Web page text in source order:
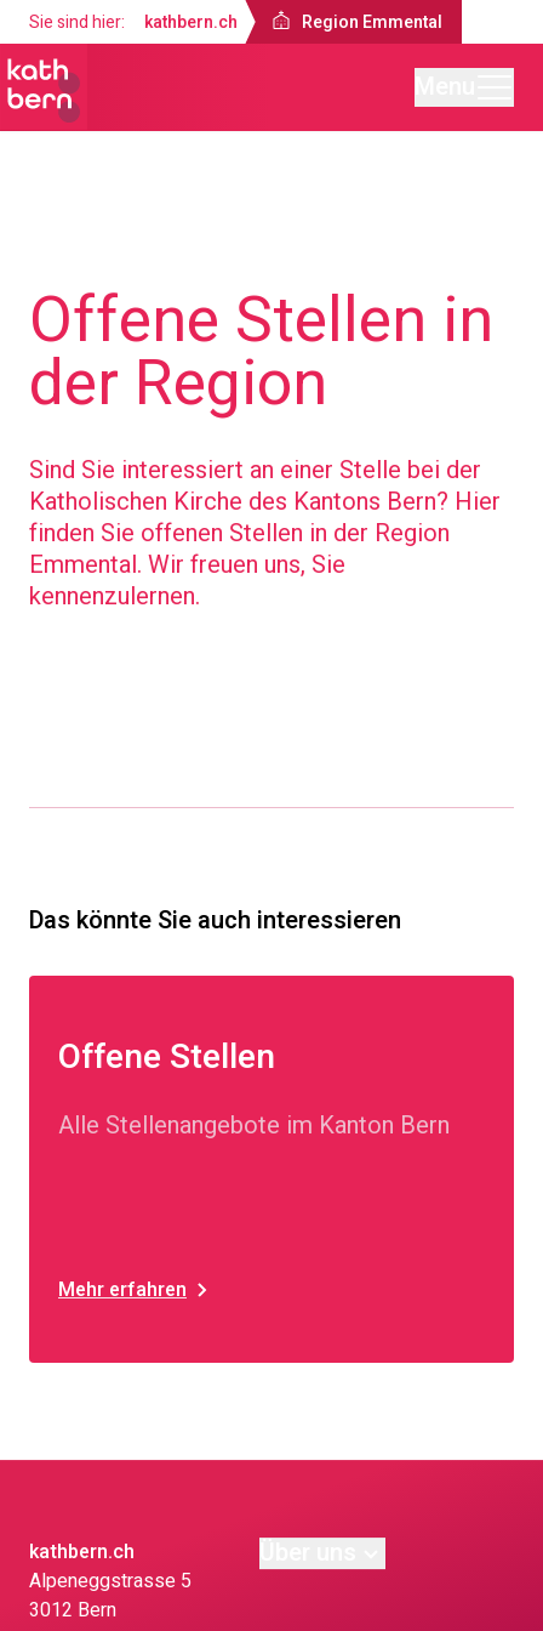
Sie sind hier: kathbern.ch Region Emmental
Offene Stellen in
der Region
Sind Sie interessiert an einer Stelle bei der
Katholischen Kirche des Kantons Bern? Hier
finden Sie offenen Stellen in der Region
Emmental. Wir freuen uns, Sie
kennenzulernen.
Das könnte Sie auch interessieren
Offene Stellen
Alle Stellenangebote im Kanton Bern
Mehr erfahren
kathbern.ch
Alpeneggstrasse 5
3012 Bern